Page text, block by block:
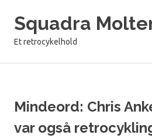
Squadra
Et retrocykelhold
Mindeord: Chris
var også